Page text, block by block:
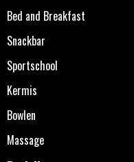
Bed and Breakfast
Snackbar
Sportschool
Kermis
Bowlen
Massage